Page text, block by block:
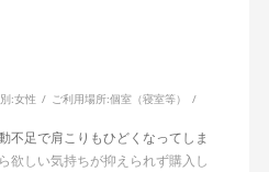
:女性 ご利用場所:個室（寝室等）
不足で肩こりもひどくなってしま
欲しい気持ちが抑えられず購入し